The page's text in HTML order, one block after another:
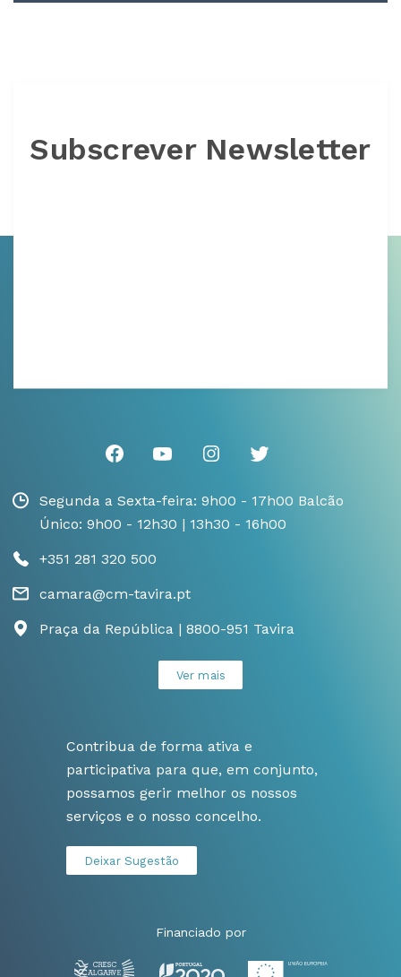
Subscrever Newsletter
Segunda a Sexta-feira: 9h00 - 17h00 Balcão
Único: 9h00 - 12h30 | 13h30 - 16h00
+351 281 320 500
camara@cm-tavira.pt
Praça da República | 8800-951 Tavira
Ver mais
Contribua de forma ativa e
participativa para que, em conjunto,
possamos gerir melhor os nossos
serviços e o nosso concelho.
Deixar Sugestão
Financiado por